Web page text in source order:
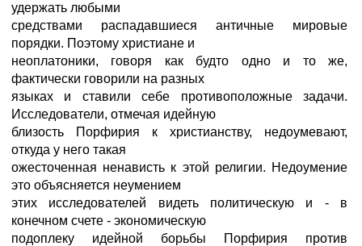
удержать любыми
средствами распадавшиеся античные мировые
порядки. Поэтому христиане и
неоплатоники, говоря как будто одно и то же,
фактически говорили на разных
языках и ставили себе противоположные задачи.
Исследователи, отмечая идейную
близость Порфирия к христианству, недоумевают,
откуда у него такая
ожесточенная ненависть к этой религии. Недоумение
это объясняется неумением
этих исследователей видеть политическую и - в
конечном счете - экономическую
подоплеку идейной борьбы Порфирия против